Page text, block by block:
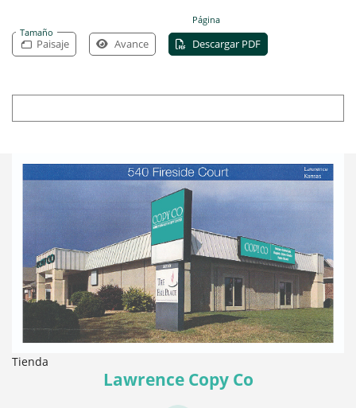
Tamaño
Página
Paisaje Avance Descargar PDF
Tienda
Lawrence Copy Co